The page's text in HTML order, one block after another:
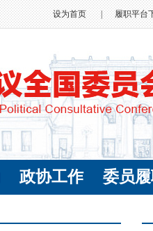
设为首页 履职平台
政协工作 委员